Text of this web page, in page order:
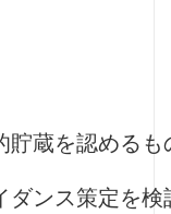
蔵を認める
ダンス策定を検